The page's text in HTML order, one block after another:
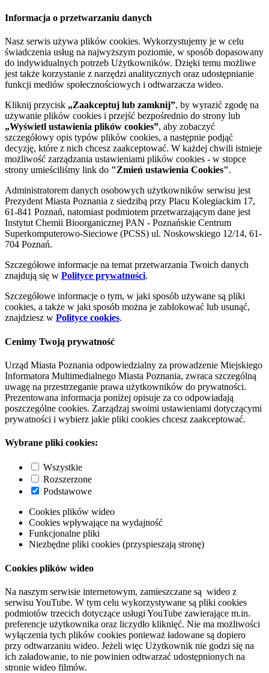
Informacja o przetwarzaniu danych
Nasz serwis używa plików cookies. Wykorzystujemy je w celu
świadczenia usług na najwyższym poziomie, w sposób dopasowany
do indywidualnych potrzeb Użytkowników. Dzięki temu możliwe
jest także korzystanie z narzędzi analitycznych oraz udostępnianie
funkcji mediów społecznościowych i odtwarzacza wideo.
Kliknij przycisk „Zaakceptuj lub zamknij”, by wyrazić zgodę na
używanie plików cookies i przejść bezpośrednio do strony lub
„Wyświetl ustawienia plików cookies”, aby zobaczyć
szczegółowy opis typów plików cookies, a następnie podjąć
decyzję, które z nich chcesz zaakceptować. W każdej chwili istnieje
możliwość zarządzania ustawieniami plików cookies - w stopce
strony umieściliśmy link do "Zmień ustawienia Cookies".
Administratorem danych osobowych użytkowników serwisu jest
Prezydent Miasta Poznania z siedzibą przy Placu Kolegiackim 17,
61-841 Poznań, natomiast podmiotem przetwarzającym dane jest
Instytut Chemii Bioorganicznej PAN - Poznańskie Centrum
Superkomputerowo-Sieciowe (PCSS) ul. Noskowskiego 12/14, 61-
704 Poznań.
Szczegółowe informacje na temat przetwarzania Twoich danych
znajdują się w Polityce prywatności.
Szczegółowe informacje o tym, w jaki sposób używane są pliki
cookies, a także w jaki sposób można je zablokować lub usunąć,
znajdziesz w Polityce cookies.
Cenimy Twoją prywatność
Urząd Miasta Poznania odpowiedzialny za prowadzenie Miejskiego
Informatora Multimedialnego Miasta Poznania, zwraca szczególną
uwagę na przestrzeganie prawa użytkowników do prywatności.
Prezentowana informacja poniżej opisuje za co odpowiadają
poszczególne cookies. Zarządzaj swoimi ustawieniami dotyczącymi
prywatności i wybierz jakie pliki cookies chcesz zaakceptować.
Wybrane pliki cookies:
Wszystkie
Rozszerzone
Podstawowe
Cookies plików wideo
Cookies wpływające na wydajność
Funkcjonalne pliki
Niezbędne pliki cookies (przyspieszają stronę)
Cookies plików wideo
Na naszym serwisie internetowym, zamieszczane są wideo z
serwisu YouTube. W tym celu wykorzystywane są pliki cookies
podmiotów trzecich dotyczące usługi YouTube zawierające m.in.
preferencje użytkownika oraz liczydło kliknięć. Nie ma możliwości
wyłączenia tych plików cookies ponieważ ładowane są dopiero
przy odtwarzaniu wideo. Jeżeli więc Użytkownik nie godzi się na
ich załadowanie, to nie powinien odtwarzać udostępnionych na
stronie wideo filmów.